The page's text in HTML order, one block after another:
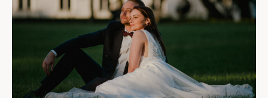
Oferta
O mnie
Blog
Sklep